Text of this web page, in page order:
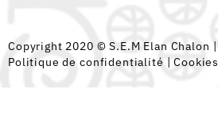
Copyright 2020 © S.E.M Elan Chalon |
Politique de confidentialité |Cookies